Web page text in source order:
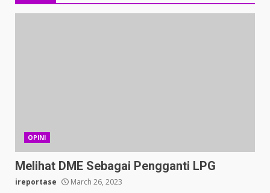
OPINI
Melihat DME Sebagai Pengganti LPG
ireportase March 26, 2023